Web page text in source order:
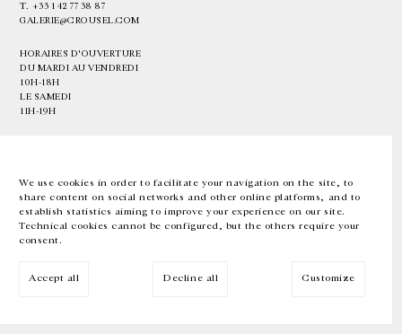
We use cookies in order to facilitate your navigation on the site, to
share content on social networks and other online platforms, and to
establish statistics aiming to improve your experience on our site.
Technical cookies cannot be configured, but the others require your
consent.
Accept all Decline all Customize
T. +33 1 42 77 38 87
GALERIE@CROUSEL.COM
HORAIRES D'OUVERTURE
DU MARDI AU VENDREDI
10H-18H
LE SAMEDI
11H-19H
EN FR 中文 Facebook Instagram
Inscrivez-vous à notre newsletter